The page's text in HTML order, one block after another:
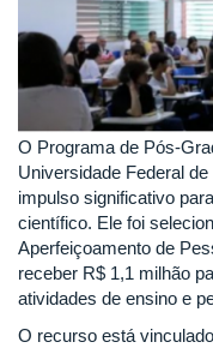
O Programa de Pós-
Universidade Federal
impulso significativo
científico. Ele foi
Aperfeiçoamento de
receber R$ 1,1 milhão
atividades de ensino e
O recurso está